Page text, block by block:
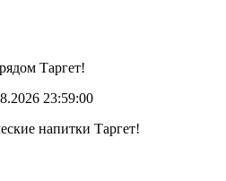
Таргет!
23:59:00
напитки Таргет!